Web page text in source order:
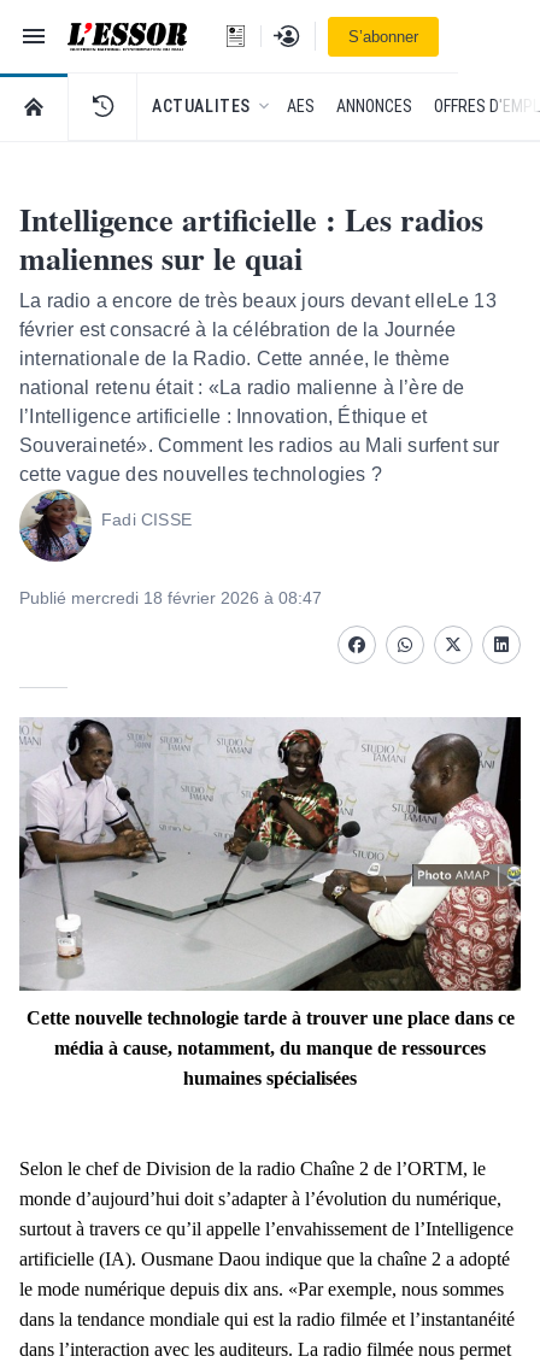
Navigation
L'Essor - retour à la une
Se connecterS’abonner
RETOUR À LA PAGE D’ACCUEIL DE L'ESSOR
ACTUALITES AES ANNONCES OFFRES
Intelligence artificielle : Les radios
maliennes sur le quai
La radio a encore de très beaux jours devant elleLe 13
février est consacré à la célébration de la Journée
internationale de la Radio. Cette année, le thème
national retenu était : «La radio malienne à l’ère de
l’Intelligence artificielle : Innovation, Éthique et
Souveraineté». Comment les radios au Mali surfent sur
cette vague des nouvelles technologies ?
Fadi CISSE
Publié mercredi 18 février 2026 à 08:47
FacebookwhatsappTwitter
Cette nouvelle technologie tarde à trouver une place dans ce
média à cause, notamment, du manque de ressources
humaines spécialisées
Selon le chef de Division de la radio Chaîne 2 de l’ORTM, le
monde d’aujourd’hui doit s’adapter à l’évolution du numérique,
surtout à travers ce qu’il appelle l’envahissement de l’Intelligence
artificielle (IA). Ousmane Daou indique que la chaîne 2 a adopté
le mode numérique depuis dix ans. «Par exemple, nous sommes
dans la tendance mondiale qui est la radio filmée et l’instantanéité
dans l’interaction avec les auditeurs. La radio filmée nous permet